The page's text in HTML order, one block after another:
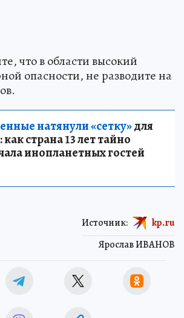
что в области высокий
опасности, не разводите на
натянули «сетку»для
страна 13 лет тайно
инопланетных гостей
Ярослав ИВАНОВ
Источник: kp.ru